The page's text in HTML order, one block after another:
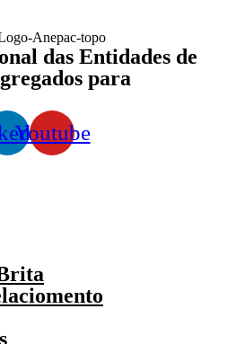
das Entidades de
para
Youtube